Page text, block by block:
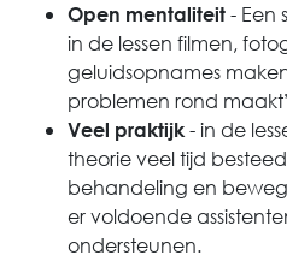
Open mentaliteit - Een
in de lessen filmen,
geluidsopnames
problemen rond
Veel praktijk - in de
theorie veel tijd
behandeling en
er voldoende
ondersteunen.